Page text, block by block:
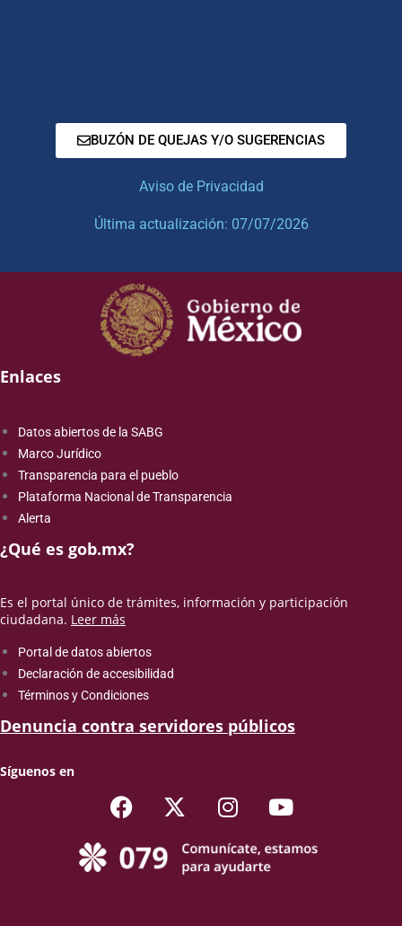
BUZÓN DE QUEJAS Y/O SUGERENCIAS
Aviso de Privacidad
Última actualización: 07/07/2026
Enlaces
Datos abiertos de la SABG
Marco Jurídico
Transparencia para el pueblo
Plataforma Nacional de Transparencia
Alerta
¿Qué es gob.mx?
Es el portal único de trámites, información y participación
ciudadana. Leer más
Portal de datos abiertos
Declaración de accesibilidad
Términos y Condiciones
Denuncia contra servidores públicos
Síguenos en